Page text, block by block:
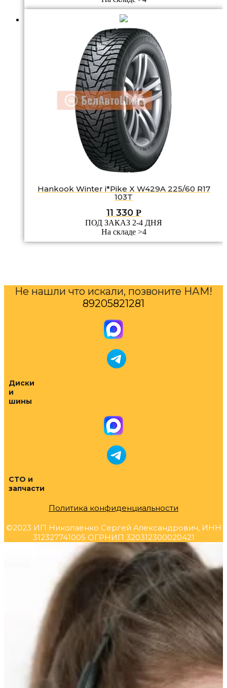
Hankook Winter i*Pike X W429A 225/60 R17
103T
11 330 Р
ПОД ЗАКАЗ 2-4 ДНЯ
На складе >4
Не нашли что искали, позвоните НАМ!
89205821281
Диски
и
шины
СТО и
запчасти
Политика конфиденциальности
©2023 ИП Николаенко Сергей Александрович, ИНН
312327741005 ОГРНИП 320312300020421